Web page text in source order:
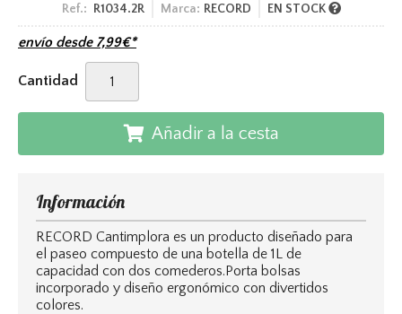
Ref.: R1034.2R Marca: RECORD EN STOCK
envío desde 7,99€*
Cantidad
Añadir a la cesta
Información
RECORD Cantimplora es un producto diseñado para
el paseo compuesto de una botella de 1L de
capacidad con dos comederos.Porta bolsas
incorporado y diseño ergonómico con divertidos
colores.